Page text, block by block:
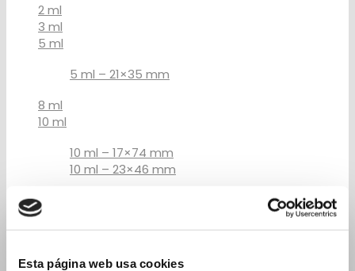
Esta página web usa cookies
2 ml
3 ml
5 ml
5 ml – 21×35 mm
8 ml
10 ml
10 ml – 17×74 mm
10 ml – 23×46 mm
15 ml
15 ml 19×88 mm